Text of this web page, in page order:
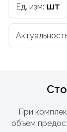
Ед. изм: шт
При
объем